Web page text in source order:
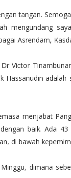
tangan.
mengundang
Asrendam,
Victor
menjabat
baik. Ada
di bawah
dimana